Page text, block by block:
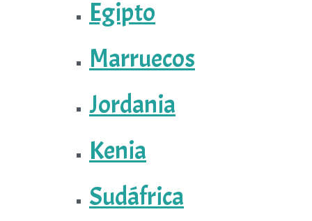
Egipto
Marruecos
Jordania
Kenia
Sudáfrica